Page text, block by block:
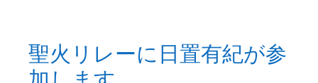
聖火リレーに日置有紀が参